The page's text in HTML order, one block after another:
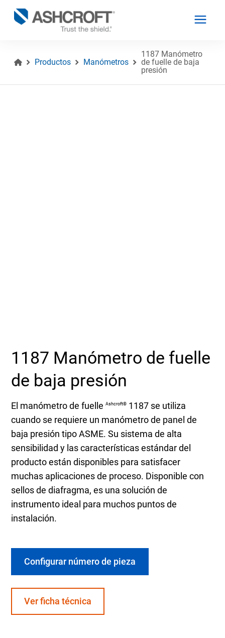
Productos Manómetros
1187 Manómetro
de fuelle de baja
presión
1187 Manómetro de fuelle
de baja presión
El manómetro de fuelleAshcroft® 1187 se utiliza
cuando se requiere un manómetro de panel de
baja presión tipo ASME. Su sistema de alta
sensibilidad y las características estándar del
producto están disponibles para satisfacer
muchas aplicaciones de proceso. Disponible con
sellos de diafragma, es una solución de
instrumento ideal para muchos puntos de
instalación.
Configurar número de pieza
Ver ficha técnica